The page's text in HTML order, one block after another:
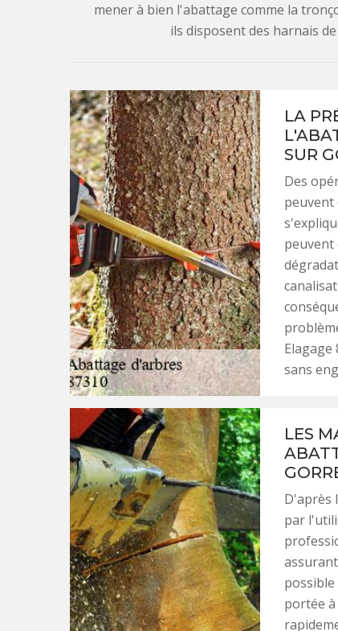
mener à bien l'abattage comme la
ils disposent des harnais
LA
SUR
Des
peuvent
peuvent
sans
LES
D'après
par
portée